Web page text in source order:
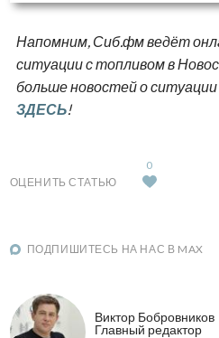
Напомним, Сиб.фм ведёт
ситуации с топливом в
больше новостей о
ЗДЕСЬ!
ОЦЕНИТЬ СТАТЬЮ
0
ПОДПИШИТЕСЬ НА НАС В MAX
Виктор Бобровников
Главный редактор